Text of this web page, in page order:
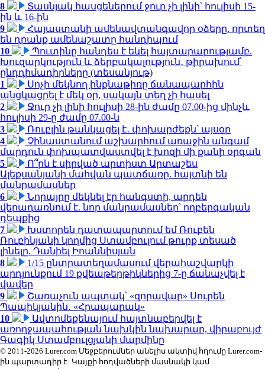
8
Տասնյակ հասցեներում ջուր չի լինի՝ հուլիսի 15-
ին և 16-ին
9
Հայաստանի ամենավտանգավոր օձերը. որտեղ
են դրանք ամենաշատը հանդիպում
10
Պուտինը հանդես է եկել հայտարարությամբ.
Խուզարկություն և ձերբակալություն․ թիրախում՝
ընդդիմադիրները (տեսանյութ)
1
Սոչի մեկնող ինքնաթիռը ճանապարհին
անցկացրել է մեկ օր, սակայն տեղ չի հասել
2
Ջուր չի լինի հուլիսի 28-ին ժամը 07.00-ից մինչև
հուլիսի 29-ը ժամը 07.00-ն
3
Ռուբլին թանկացել է․ փոխարժեքն՝ այսօր
4
Չինաստանում աշխարհում առաջին անգամ
մարդուն փոխպատվաստվել է խոզի մի քանի օրգան
5
Ո՞րն է սիրված արտիստ Արտաշես
Ալեքսանյանի մահվան պատճառը. հայտնի են
մանրամասներ
6
Նորայրը մեկնել էր հանգստի, արդեն
վերադառնում է. նոր մանրամասներ՝ ողբերգական
դեպքից
7
Խստորեն դատապարտում եմ Ռուբեն
Ռուբինյանի կողմից Ստամբուլում թուրք տեսած
լինելը. Դանիել Իոաննիսյան
8
1/15 ընտրատեղամասում վերահաշվարկի
արդյունքում 19 քվեաթերթիկներից 7-ը ճանաչվել է
վավեր
9
Շառաչուն ապտակ՝ «զորավար» Սուրեն
Պապիկյանին․ «Հրապարակ»
10
Ավտոմեքենայում հայտնաբերվել է
առողջապահության նախկին նախարար, վիրաբույժ
Գագիկ Ստամբուլցյանի մարմինը
© 2011-2026 Lurer.com Մեջբերումներ անելիս ակտիվ հղումը Lurer.com-
ին պարտադիր է: Կայքի հոդվածների մասնակի կամ